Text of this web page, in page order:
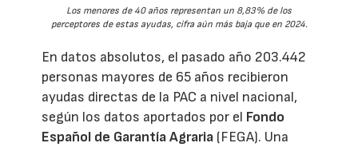
Los menores de 40 años representan un 8,83% de los
perceptores de estas ayudas, cifra aún más baja que en 2024.
En datos absolutos, el pasado año 203.442
personas mayores de 65 años recibieron
ayudas directas de la PAC a nivel nacional,
según los datos aportados por el Fondo
Español de Garantía Agraria (FEGA). Una